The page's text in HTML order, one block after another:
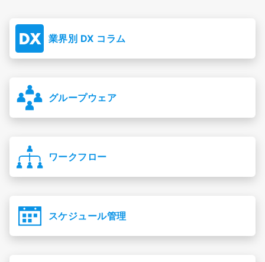
業界別 DX コラム
グループウェア
ワークフロー
スケジュール管理